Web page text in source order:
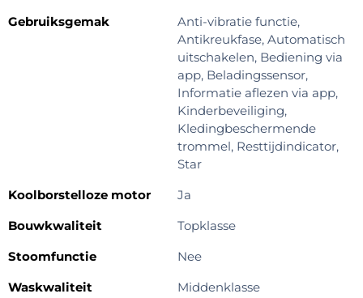
Gebruiksgemak
Anti-vibratie functie,
Antikreukfase, Automatisch
uitschakelen, Bediening via
app, Beladingssensor,
Informatie aflezen via app,
Kinderbeveiliging,
Kledingbeschermende
trommel, Resttijdindicator,
Star
Koolborstelloze motor
Ja
Bouwkwaliteit
Topklasse
Stoomfunctie
Nee
Waskwaliteit
Middenklasse